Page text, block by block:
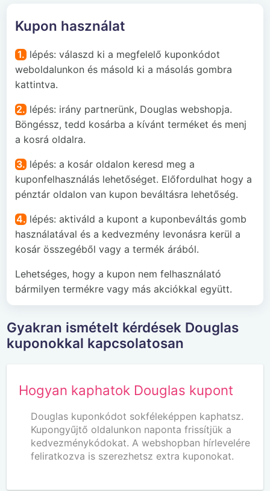
Kupon használat
1. lépés: válaszd ki a megfelelő kuponkódot
weboldalunkon és másold ki a másolás gombra
kattintva.
2. lépés: irány partnerünk, Douglas webshopja.
Böngéssz, tedd kosárba a kívánt terméket és menj
a kosrá oldalra.
3. lépés: a kosár oldalon keresd meg a
kuponfelhasználás lehetőséget. Előfordulhat hogy a
pénztár oldalon van kupon beváltásra lehetőség.
4. lépés: aktiváld a kupont a kuponbeváltás gomb
használatával és a kedvezmény levonásra kerül a
kosár összegéből vagy a termék árából.
Lehetséges, hogy a kupon nem felhasználató
bármilyen termékre vagy más akciókkal együtt.
Gyakran ismételt kérdések Douglas
kuponokkal kapcsolatosan
Hogyan kaphatok Douglas kupont
Douglas kuponkódot sokféleképpen kaphatsz.
Kupongyűjtő oldalunkon naponta frissítjük a
kedvezménykódokat. A webshopban hírlevelére
feliratkozva is szerezhetsz extra kuponokat.